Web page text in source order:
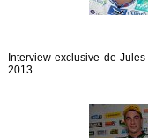
Interview exclusive de
2013